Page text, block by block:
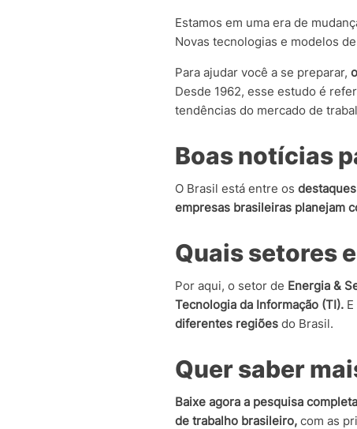
Estamos em uma era de
Novas tecnologias e modelos
Para ajudar você a se preparar,
Desde 1962, esse estudo é
tendências do mercado de
Boas notícias
O Brasil está entre os
empresas brasileiras planejam
Quais setores
Por aqui, o setor de Energia &
Tecnologia da Informação (TI).
diferentes regiões do Brasil.
Quer saber
Baixe agora a pesquisa
de trabalho brasileiro, com as